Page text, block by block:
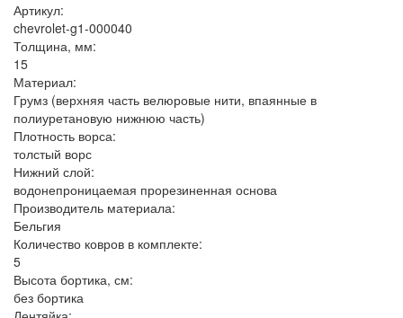
Артикул:
chevrolet-g1-000040
Толщина, мм:
15
Материал:
Грумз (верхняя часть велюровые нити, впаянные в
полиуретановую нижнюю часть)
Плотность ворса:
толстый ворс
Нижний слой:
водонепроницаемая прорезиненная основа
Производитель материала:
Бельгия
Количество ковров в комплекте:
5
Высота бортика, см:
без бортика